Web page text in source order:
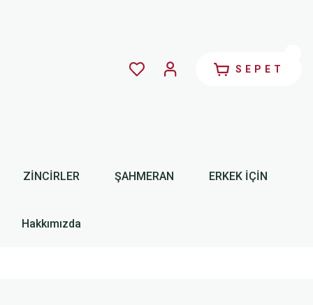
SEPET
ZİNCİRLER ŞAHMERAN ERKEK İÇİN
Hakkımızda